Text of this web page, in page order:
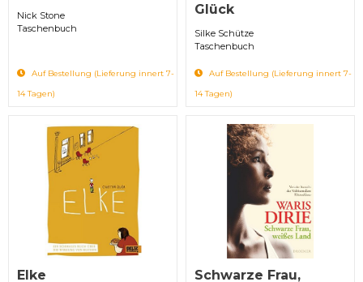
Nick Stone
Taschenbuch
Auf Bestellung (Lieferung innert 7-
14 Tagen)
Glück
Silke Schütze
Taschenbuch
Auf Bestellung (Lieferung innert 7-
14 Tagen)
Elke
Schwarze Frau,